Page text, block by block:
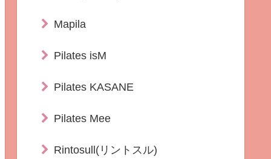
Mapila
Pilates isM
Pilates KASANE
Pilates Mee
Rintosull(リントスル)